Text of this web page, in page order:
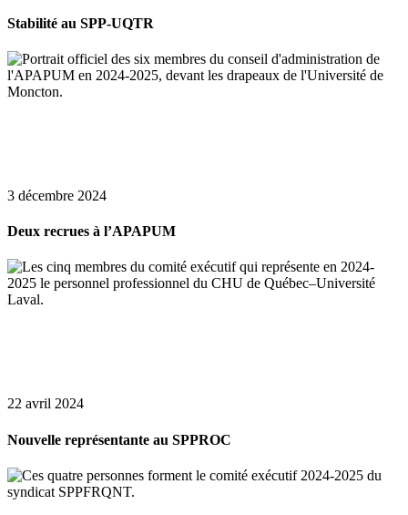
Stabilité au SPP-UQTR
3 décembre 2024
Deux recrues à l’APAPUM
22 avril 2024
Nouvelle représentante au SPPROC